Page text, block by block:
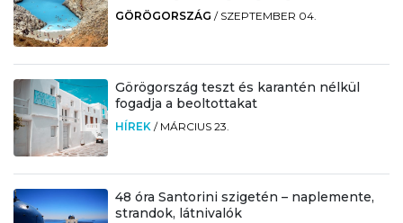
GÖRÖGORSZÁG / SZEPTEMBER 04.
Görögország teszt és karantén nélkül
fogadja a beoltottakat
HÍREK / MÁRCIUS 23.
48 óra Santorini szigetén – naplemente,
strandok, látnivalók